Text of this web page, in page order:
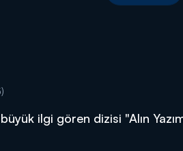
ilgi gören dizisi "Alın